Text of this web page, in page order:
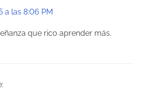
a las 8:06 PM
que rico aprender más.